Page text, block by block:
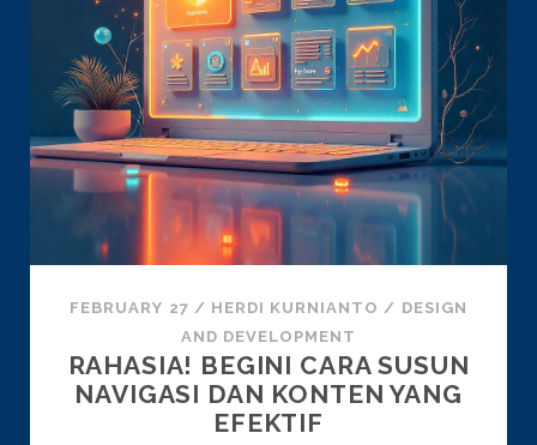
FEBRUARY 27 / HERDI KURNIANTO / DESIGN
AND DEVELOPMENT
RAHASIA! BEGINI CARA SUSUN
NAVIGASI DAN KONTEN YANG
EFEKTIF